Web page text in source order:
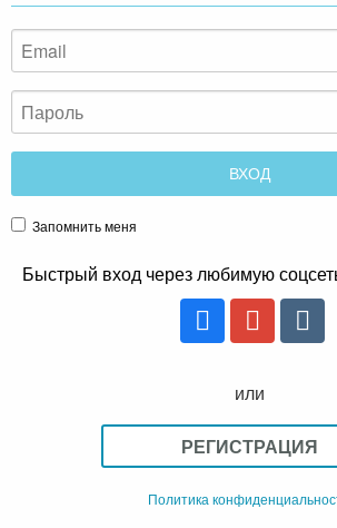
Запомнить меня
Быстрый вход через любимую
или
РЕГИСТРАЦИЯ
Политика